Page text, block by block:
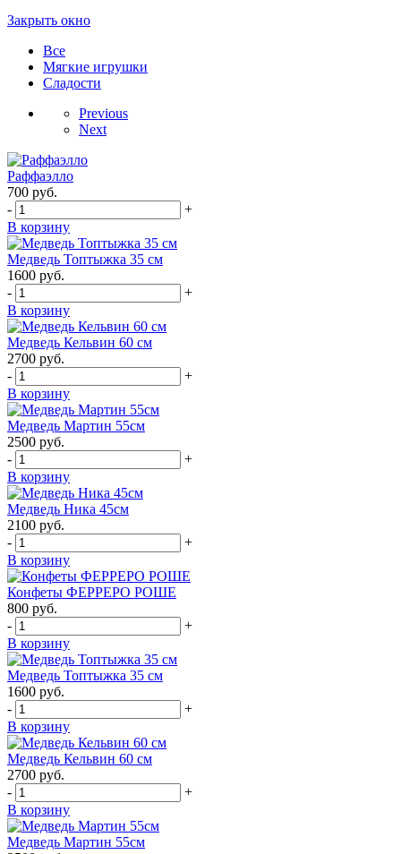
Закрыть окно
Все
Мягкие игрушки
Сладости
Previous
Next
Раффаэлло
700 руб.
-
+
В корзину
Медведь Топтыжка 35 см
1600 руб.
-
+
В корзину
Медведь Кельвин 60 см
2700 руб.
-
+
В корзину
Медведь Мартин 55см
2500 руб.
-
+
В корзину
Медведь Ника 45см
2100 руб.
-
+
В корзину
Конфеты ФЕРРЕРО РОШЕ
800 руб.
-
+
В корзину
Медведь Топтыжка 35 см
1600 руб.
-
+
В корзину
Медведь Кельвин 60 см
2700 руб.
-
+
В корзину
Медведь Мартин 55см